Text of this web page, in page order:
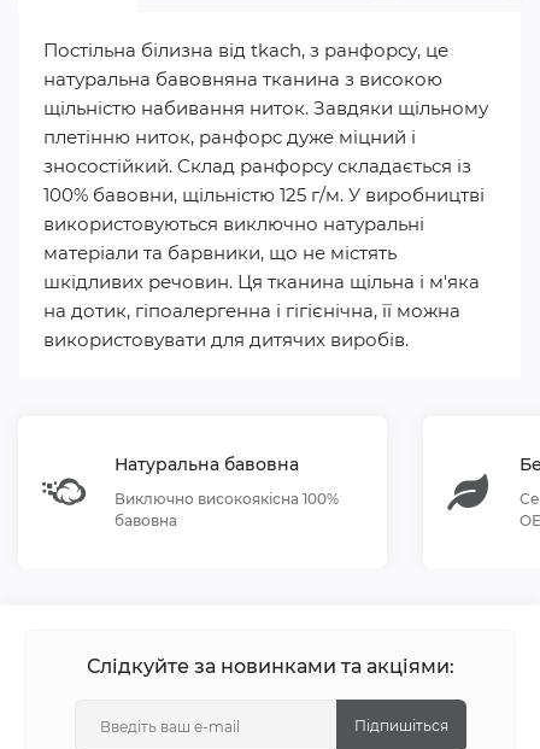
Постільна білизна від tkach, з ранфорсу, це
натуральна бавовняна тканина з високою
щільністю набивання ниток. Завдяки щільному
плетінню ниток, ранфорс дуже міцний і
зносостійкий. Склад ранфорсу складається із
100% бавовни, щільністю 125 г/м. У виробництві
використовуються виключно натуральні
матеріали та барвники, що не містять
шкідливих речовин. Ця тканина щільна і м'яка
на дотик, гіпоалергенна і гігієнічна, її можна
використовувати для дитячих виробів.
Натуральна бавовна
Виключно високоякісна 100%
бавовна
Слідкуйте за новинками та акціями:
Підпишіться